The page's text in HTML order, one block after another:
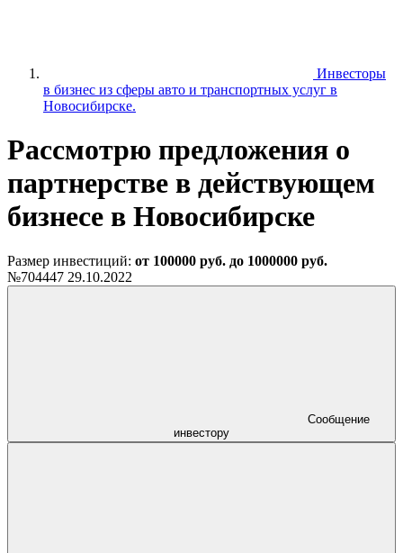
Инвесторы
в бизнес из сферы авто и транспортных услуг в
Новосибирске.
Рассмотрю предложения о
партнерстве в действующем
бизнесе в Новосибирске
Размер инвестиций: от 100000 руб. до 1000000 руб.
№704447 29.10.2022
инвестору